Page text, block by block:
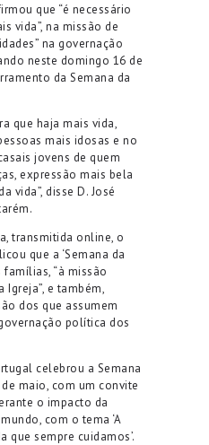
que “é necessário
vida”, na missão de
na governação
neste domingo 16 de
da Semana da
que haja mais vida,
mais idosas e no
jovens de quem
expressão mais bela
vida”, disse D. José
transmitida online, o
que a ‘Semana da
famílias, “à missão
e também,
dos que assumem
política dos
celebrou a Semana
maio, com um convite
o impacto da
com o tema ‘A
que sempre cuidamos’.